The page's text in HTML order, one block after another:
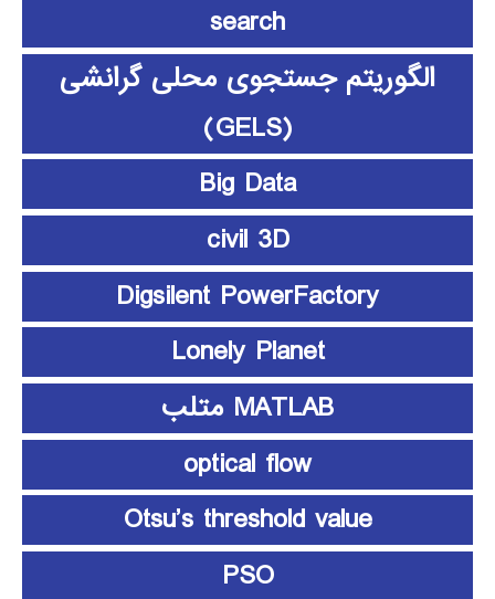
search
الگوریتم جستجوی محلی گرانشی
(GELS)
Big Data
civil 3D
Digsilent PowerFactory
Lonely Planet
MATLAB متلب
optical flow
Otsu’s threshold value
PSO